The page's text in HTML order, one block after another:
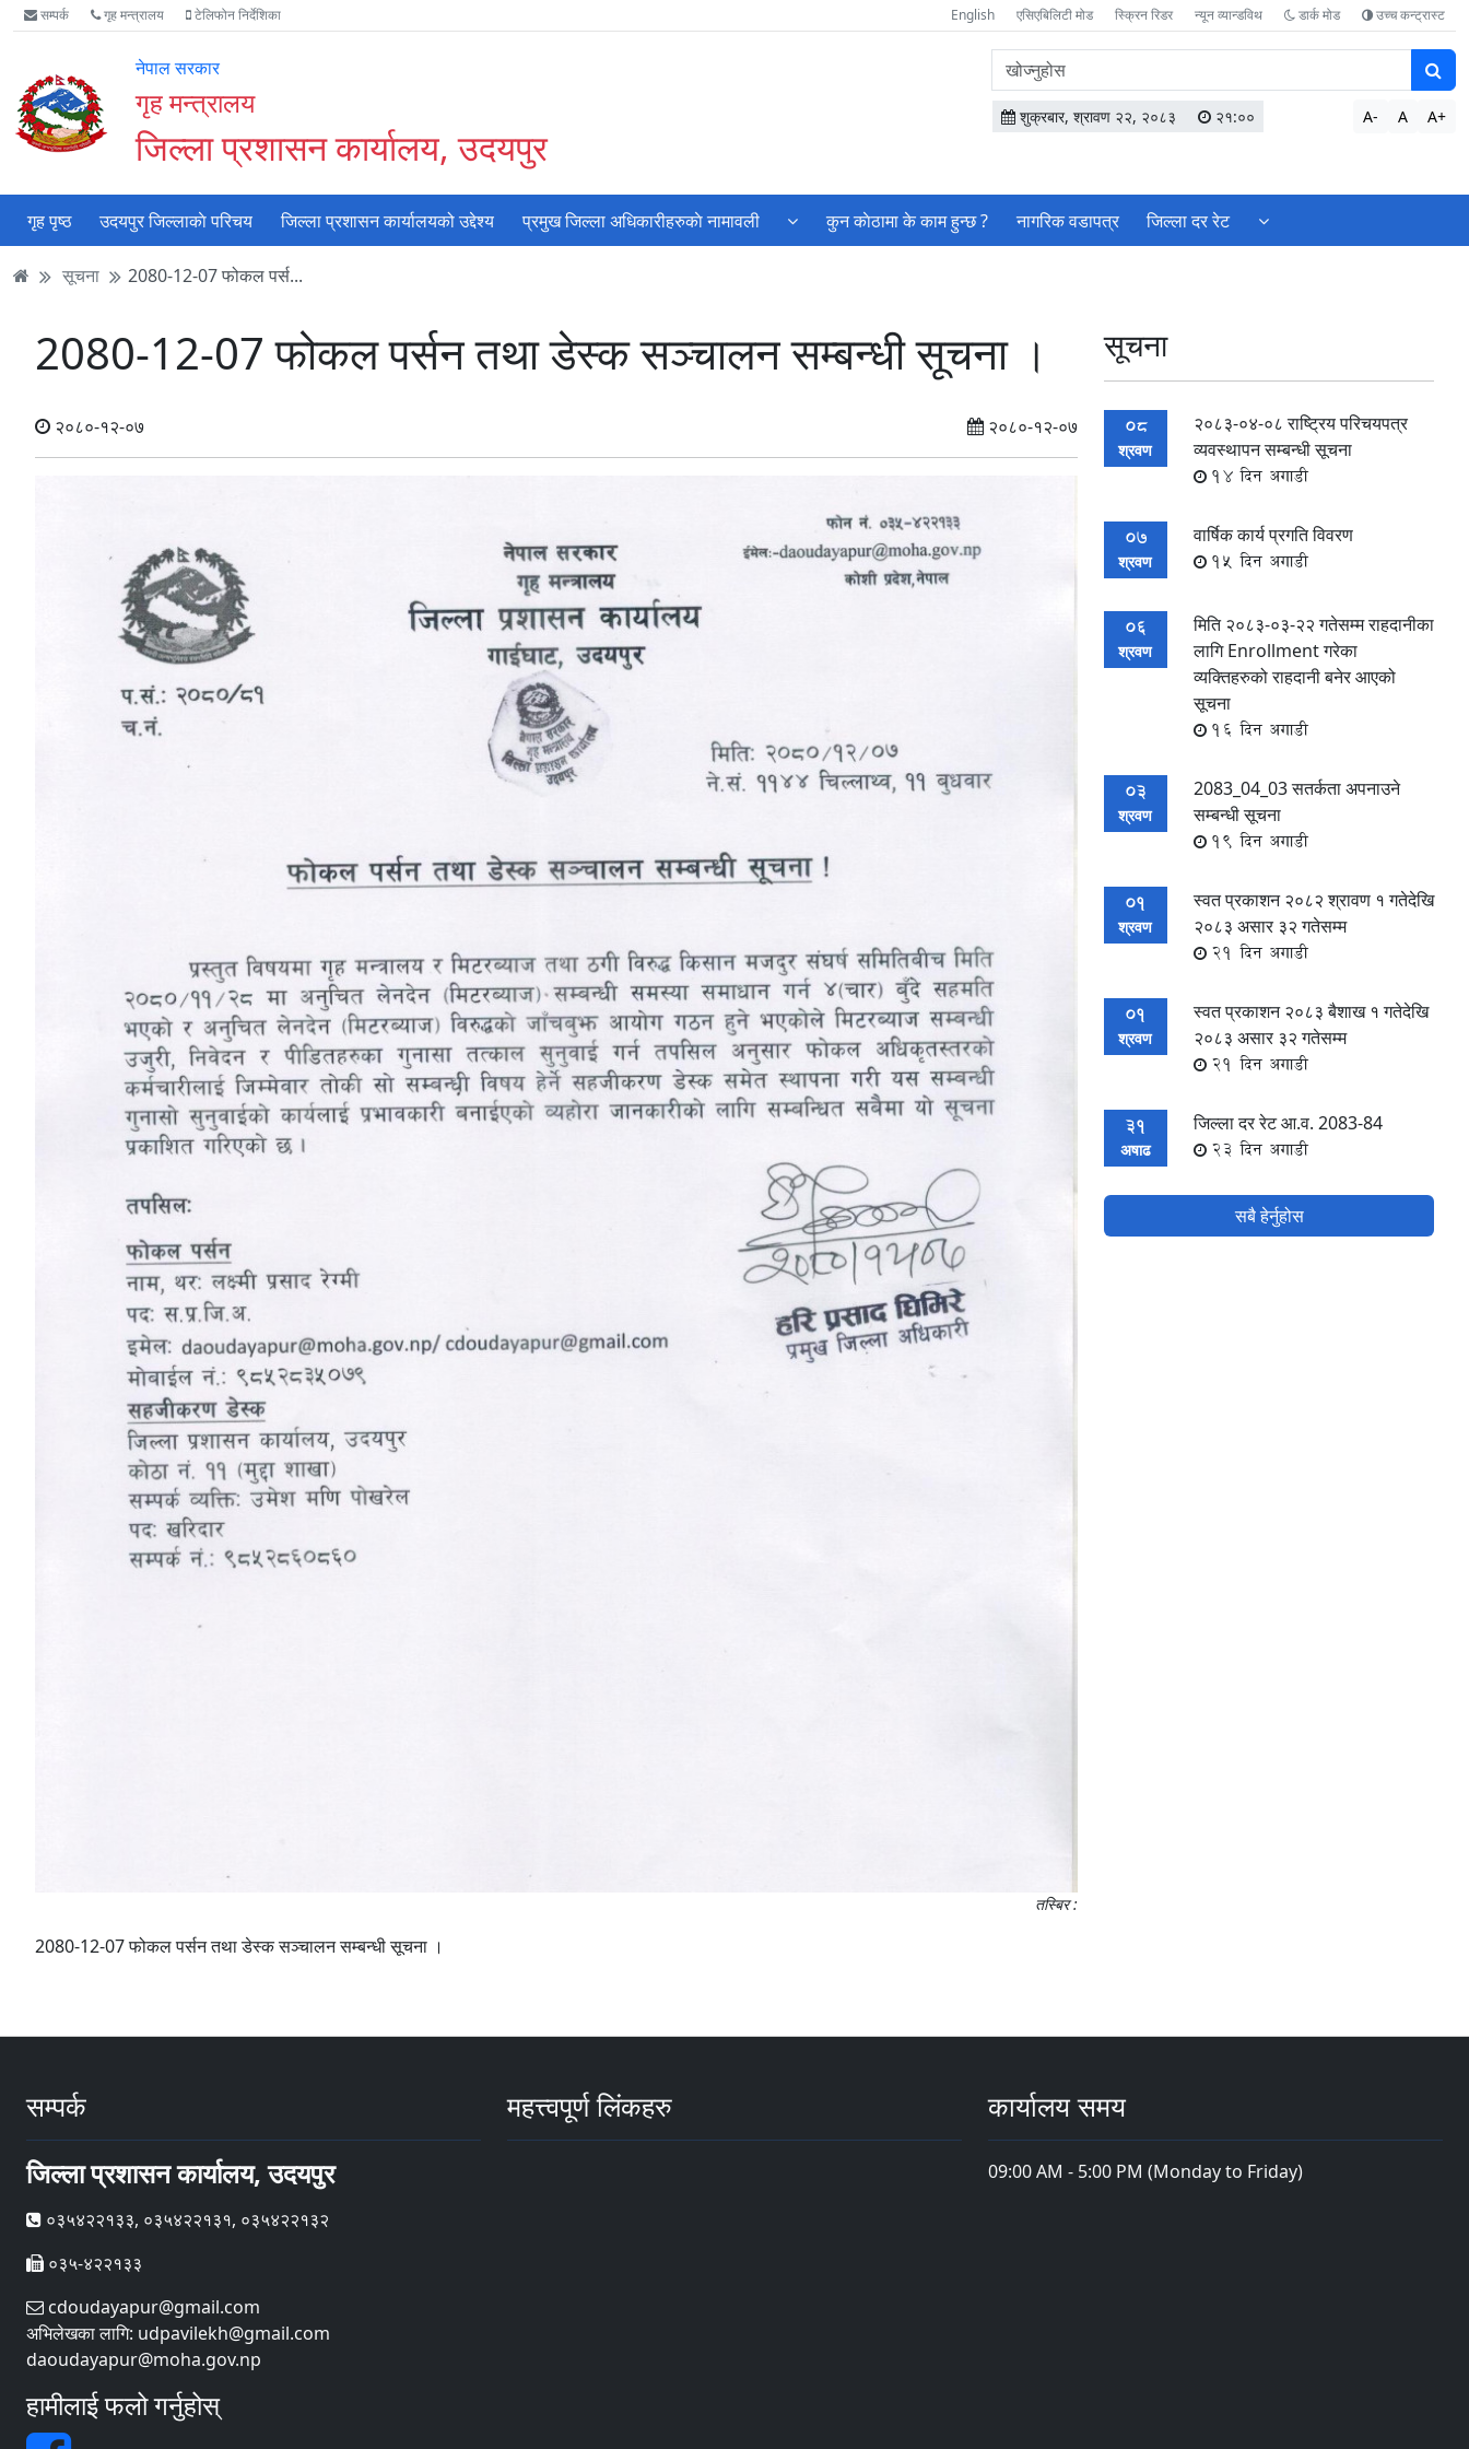
Accessibility
Mode
गर्नुहोस्
मुख्य
सामाग्री
मुख्य
नेभिगेसन
वेबसाइट
खोजमा
सम्पर्क गृह मन्त्रालय टेलिफोन निर्देशिका English एसिएबिलिटी मोड स्क्रिन रिडर न्यून व्यान्डविथ डार्क मोड उच्च कन्ट्रास्ट
नेपाल सरकार
गृह मन्त्रालय
जिल्ला प्रशासन कार्यालय, उदयपुर
वेबसाइटमा
सामग्री
खोज्नुहोस
शुक्रबार, श्रावण २२, २०८३ २१:०० A- A A+
गृह पृष्ठ उदयपुर जिल्लाकाे परिचय जिल्ला प्रशासन कार्यालयको उद्देश्य प्रमुख जिल्ला अधिकारीहरुकाे नामावली कुन काेठामा के काम हुन्छ ? नागरिक वडापत्र जिल्ला दर रेट
सूचना 2080-12-07 फोकल पर्स...
2080-12-07 फोकल पर्सन तथा डेस्क सञ्‍चालन सम्बन्धी सूचना ।
२०८०-१२-०७ २०८०-१२-०७
तस्बिर :
2080-12-07 फोकल पर्सन तथा डेस्क सञ्‍चालन सम्बन्धी सूचना ।
सूचना
08
श्रवण
२०८३-०४-०८ राष्ट्रिय परिचयपत्र
व्यवस्थापन सम्बन्धी सूचना
14 दिन अगाडी
07
श्रवण
वार्षिक कार्य प्रगति विवरण
15 दिन अगाडी
06
श्रवण
मिति २०८३-०३-२२ गतेसम्म राहदानीका
लागि Enrollment गरेका
व्यक्तिहरुको राहदानी बनेर आएको
सूचना
16 दिन अगाडी
03
श्रवण
2083_04_03 सतर्कता अपनाउने
सम्बन्धी सूचना
19 दिन अगाडी
01
श्रवण
स्वत प्रकाशन २०८२ श्रावण १ गतेदेखि
२०८३ असार ३२ गतेसम्म
21 दिन अगाडी
01
श्रवण
स्वत प्रकाशन २०८३ बैशाख १ गतेदेखि
२०८३ असार ३२ गतेसम्म
21 दिन अगाडी
31
अषाढ
जिल्ला दर रेट आ.व. 2083-84
23 दिन अगाडी
सबै हेर्नुहोस
सम्पर्क
जिल्ला प्रशासन कार्यालय, उदयपुर
०३५४२२१३३, ०३५४२२१३१, ०३५४२२१३२
०३५-४२२१३३
cdoudayapur@gmail.com
अभिलेखका लागि: udpavilekh@gmail.com
daoudayapur@moha.gov.np
हामीलाई फलो गर्नुहोस्
महत्त्वपूर्ण लिंकहरु कार्यालय समय
09:00 AM - 5:00 PM (Monday to Friday)